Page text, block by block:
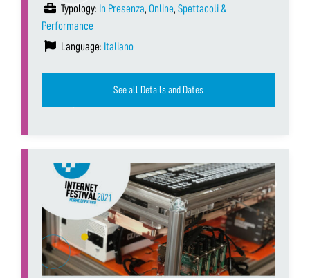
Typology: In Presenza, Online, Spettacoli &
Performance
Language: Italiano
See all Details and Dates